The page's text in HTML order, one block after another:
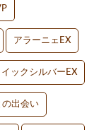
アラーニェEX
イックシルバーEX
の出会い